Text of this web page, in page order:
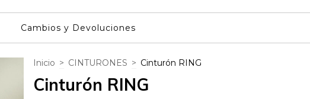
Cambios y Devoluciones
Inicio > CINTURONES > Cinturón RING
Cinturón RING